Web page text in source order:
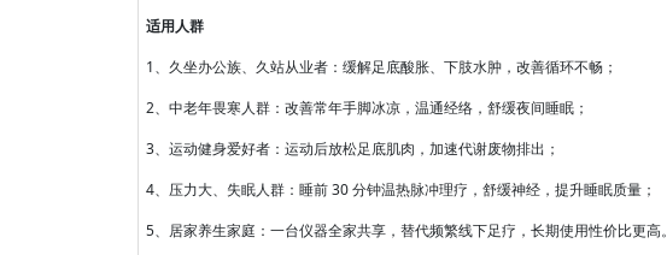
适用人群
1、久坐办公族、久站从业者：缓解足底酸胀、下肢水肿，改善循环不畅；
2、中老年畏寒人群：改善常年手脚冰凉，温通经络，舒缓夜间睡眠；
3、运动健身爱好者：运动后放松足底肌肉，加速代谢废物排出；
4、压力大、失眠人群：睡前 30 分钟温热脉冲理疗，舒缓神经，提升睡眠质量；
5、居家养生家庭：一台仪器全家共享，替代频繁线下足疗，长期使用性价比更高。